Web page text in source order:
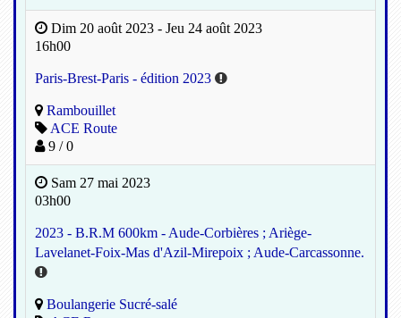
Dim 20 août 2023 - Jeu 24 août 2023
16h00
Paris-Brest-Paris - édition 2023
Rambouillet
ACE Route
9 / 0
Sam 27 mai 2023
03h00
2023 - B.R.M 600km - Aude-Corbières ; Ariège-
Lavelanet-Foix-Mas d'Azil-Mirepoix ; Aude-Carcassonne.
Boulangerie Sucré-salé